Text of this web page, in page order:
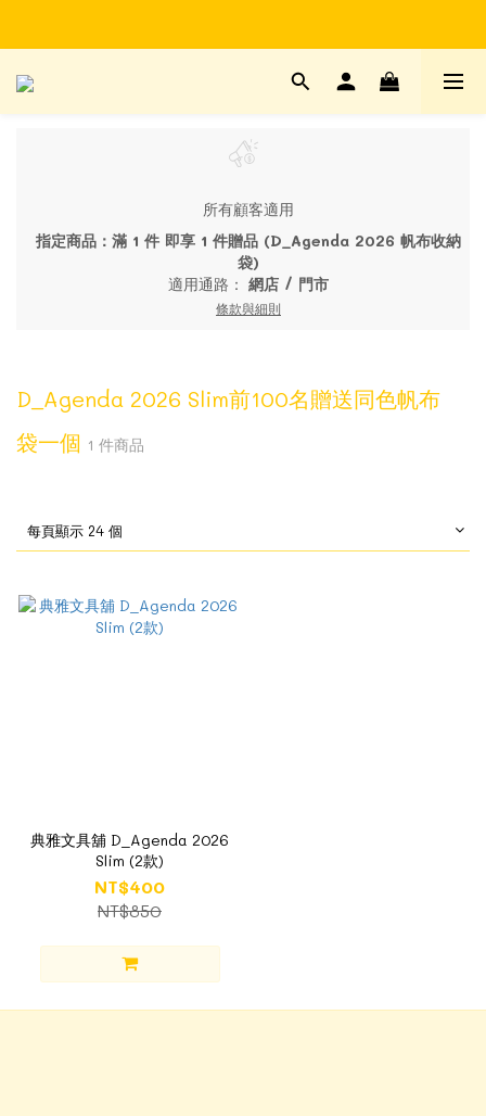
Time to enjoy STATIONERY!
所有顧客適用
指定商品：滿 1 件 即享 1 件贈品 (D_Agenda 2026 帆布收納
袋)
適用通路： 網店 / 門市
條款與細則
D_Agenda 2026 Slim前100名贈送同色帆布
袋一個 1 件商品
每頁顯示 24 個
典雅文具舖 D_Agenda 2026
Slim (2款)
NT$400
NT$850